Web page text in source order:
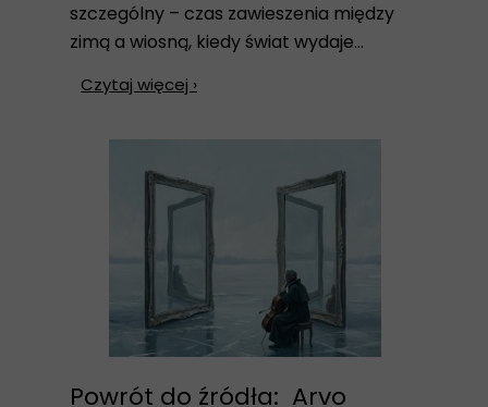
szczególny – czas zawieszenia między
zimą a wiosną, kiedy świat wydaje...
Czytaj więcej ›
Powrót do źródła: Arvo